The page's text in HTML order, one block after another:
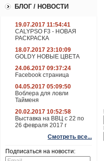
БЛОГ / НОВОСТИ
19.07.2017 11:54:41
CALYPSO F3 - НОВАЯ
РАСКРАСКА
18.07.2017 23:10:09
GOLDY НОВЫЕ ЦВЕТА
24.06.2017 09:37:24
Facebook страница
04.05.2017 05:09:50
Воблера для ловли
Тайменя
20.02.2017 10:52:58
Выставка на ВВЦ с 22 по
26 февраля 2017 г
Смотреть все...
Подписаться на новости: